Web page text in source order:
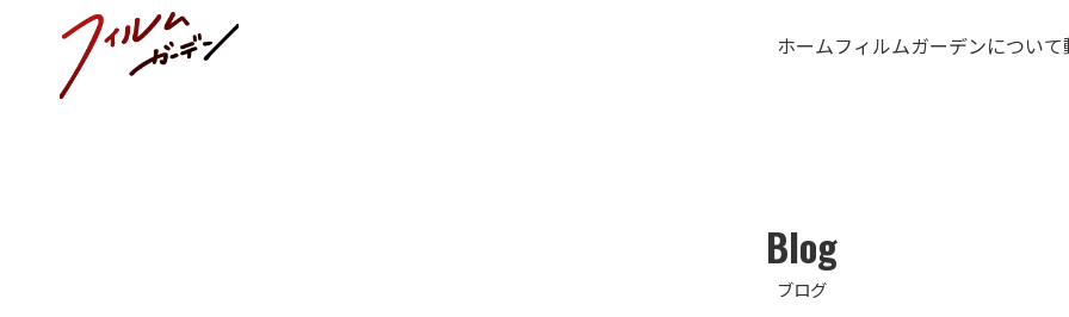
ホームフィルムガーデンについて
Blog
ブログ